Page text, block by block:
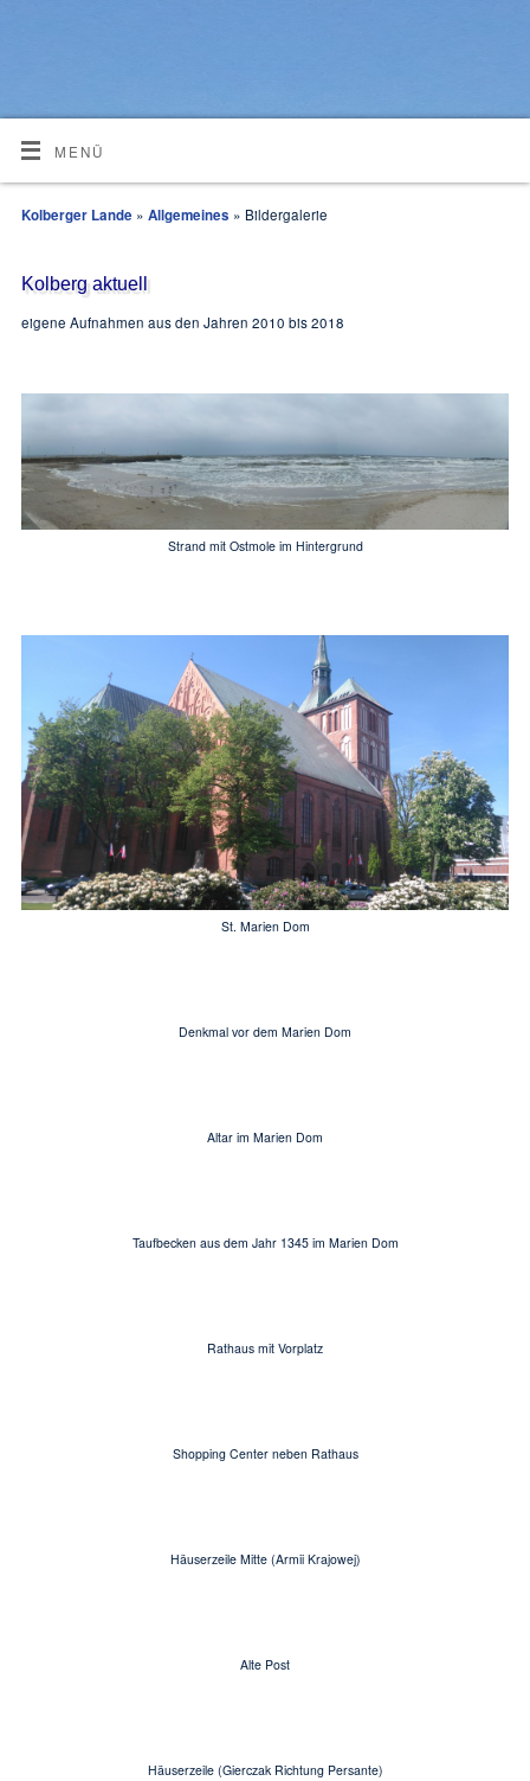
MENÜ
Kolberger Lande » Allgemeines » Bildergalerie
Kolberg aktuell
eigene Aufnahmen aus den Jahren 2010 bis 2018
Strand mit Ostmole im Hintergrund
St. Marien Dom
Denkmal vor dem Marien Dom
Altar im Marien Dom
Taufbecken aus dem Jahr 1345 im Marien Dom
Rathaus mit Vorplatz
Shopping Center neben Rathaus
Häuserzeile Mitte (Armii Krajowej)
Alte Post
Häuserzeile (Gierczak Richtung Persante)